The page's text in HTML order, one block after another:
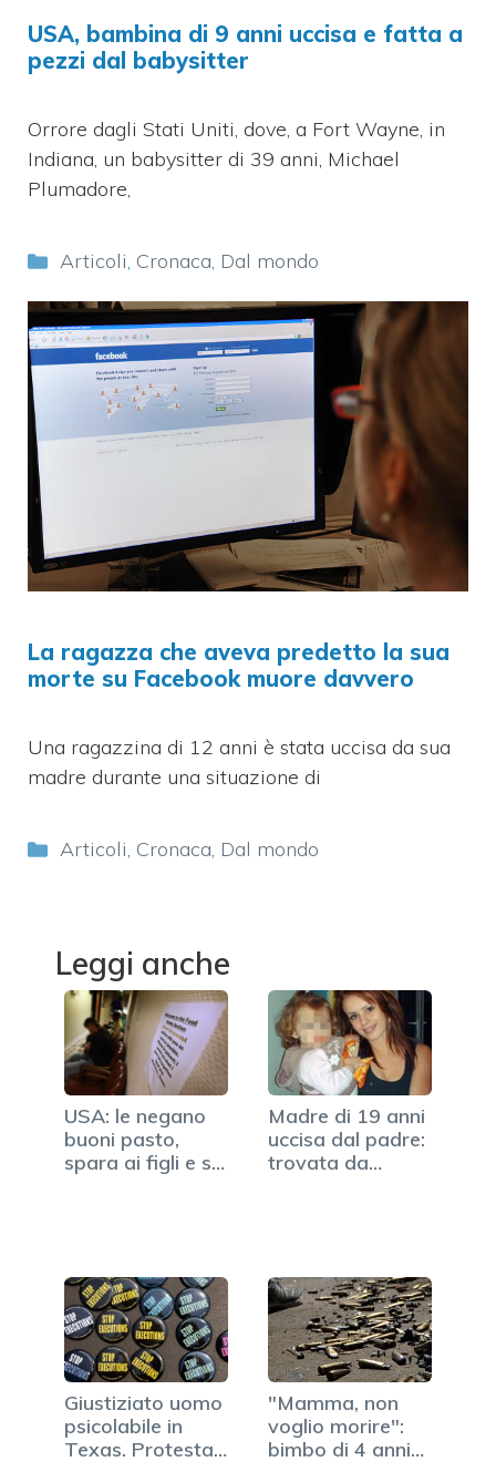
USA, bambina di 9 anni uccisa e fatta a
pezzi dal babysitter
Orrore dagli Stati Uniti, dove, a Fort Wayne, in
Indiana, un babysitter di 39 anni, Michael
Plumadore,
Categorie
Articoli, Cronaca, Dal mondo
La ragazza che aveva predetto la sua
morte su Facebook muore davvero
Una ragazzina di 12 anni è stata uccisa da sua
madre durante una situazione di
Categorie
Articoli, Cronaca, Dal mondo
Leggi anche
USA: le negano
buoni pasto,
spara ai figli e si
Madre di 19 anni
uccisa dal padre:
trovata da…
Giustiziato uomo
psicolabile in
Texas. Protesta
"Mamma, non
voglio morire":
bimbo di 4 anni